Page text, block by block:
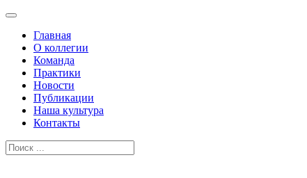
Главная
О коллегии
Команда
Практики
Новости
Публикации
Наша культура
Контакты